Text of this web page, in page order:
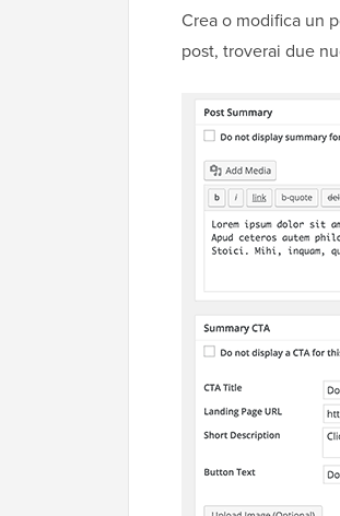
Crea o modifica un
post, troverai due